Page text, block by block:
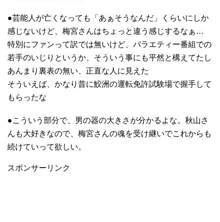
●芸能人が亡くなっても「あぁそうなんだ」くらいにしか
感じないけど、梅宮さんはちょっと違う感じするなぁ…
特別にファンって訳では無いけど、バラエティー番組での
若手のいじりというか、そういう事にも平然と構えてたし
あんまり裏表の無い、正直な人に見えた
そういえば、かなり昔に鮫洲の運転免許試験場で握手して
もらったな
●こういう部分で、男の器の大きさが分かるよな。秋山さ
んも大好きなので、梅宮さんの魂を受け継いでこれからも
続けていって欲しい。
スポンサーリンク